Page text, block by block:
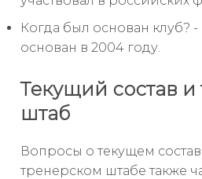
Когда был основан клуб?
основан в 2004 году.
Текущий состав
штаб
Вопросы о текущем
тренерском штабе также